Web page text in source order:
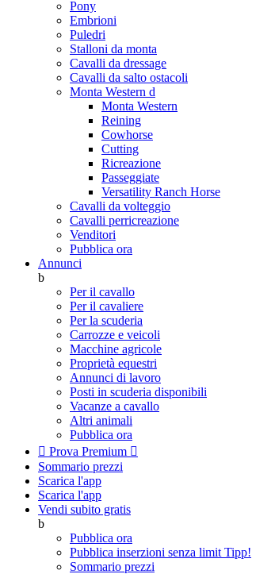
Pony
Embrioni
Puledri
Stalloni da monta
Cavalli da dressage
Cavalli da salto ostacoli
Monta Western d
Monta Western
Reining
Cowhorse
Cutting
Ricreazione
Passeggiate
Versatility Ranch Horse
Cavalli da volteggio
Cavalli perricreazione
Venditori
Pubblica ora
Annunci
b
Per il cavallo
Per il cavaliere
Per la scuderia
Carrozze e veicoli
Macchine agricole
Proprietà equestri
Annunci di lavoro
Posti in scuderia disponibili
Vacanze a cavallo
Altri animali
Pubblica ora
 Prova Premium 
Sommario prezzi
Scarica l'app
Scarica l'app
Vendi subito gratis
b
Pubblica ora
Pubblica inserzioni senza limit Tipp!
Sommario prezzi